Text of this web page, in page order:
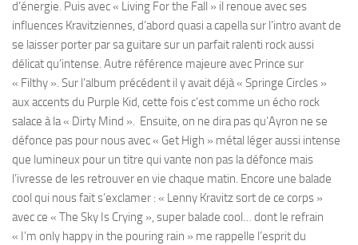
d’énergie. Puis avec « Living For the Fall » il renoue avec ses
influences Kravitziennes, d’abord quasi a capella sur l’intro avant de
se laisser porter par sa guitare sur un parfait ralenti rock aussi
délicat qu’intense. Autre référence majeure avec Prince sur
« Filthy ». Sur l’album précédent il y avait déjà « Springe Circles »
aux accents du Purple Kid, cette fois c’est comme un écho rock
salace à la « Dirty Mind ». Ensuite, on ne dira pas qu’Ayron ne se
défonce pas pour nous avec « Get High » métal léger aussi intense
que lumineux pour un titre qui vante non pas la défonce mais
l’ivresse de les retrouver en vie chaque matin. Encore une balade
cool qui nous fait s’exclamer : « Lenny Kravitz sort de ce corps »
avec ce « The Sky Is Crying », super balade cool… dont le refrain
« I’m only happy in the pouring rain » me rappelle l’esprit du